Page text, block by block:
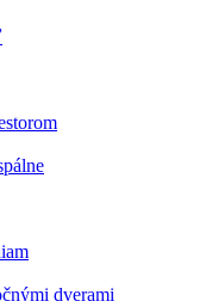
dverami